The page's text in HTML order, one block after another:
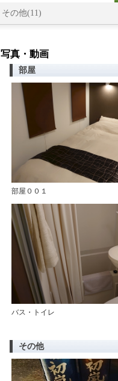
その他(11)
写真・動画
部屋
部屋００１
バス・トイレ
その他